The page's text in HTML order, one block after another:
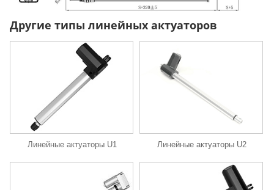
Другие типы линейных актуаторов
Линейные актуаторы U1 Линейные актуаторы U2